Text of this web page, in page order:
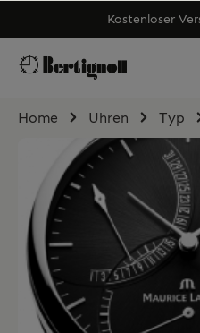
Kostenloser
Home Uhren Typ